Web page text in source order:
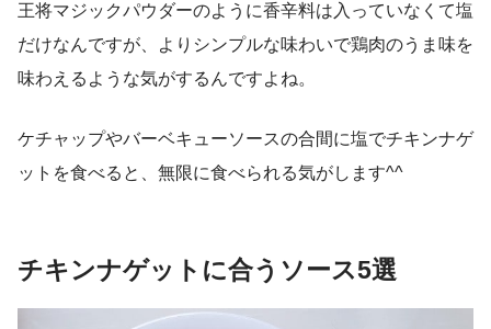
王将マジックパウダーのように香辛料は入っていなくて塩
だけなんですが、よりシンプルな味わいで鶏肉のうま味を
味わえるような気がするんですよね。
ケチャップやバーベキューソースの合間に塩でチキンナゲ
ットを食べると、無限に食べられる気がします^^
チキンナゲットに合うソース5選